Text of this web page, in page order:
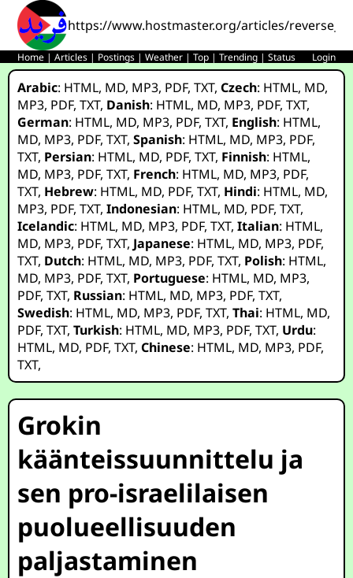
https://www.hostmaster.org/articles/
Home |Articles | Postings |Weather |Top |Trending |Status Login
Arabic: HTML, MD, MP3, PDF,TXT,Czech: HTML, MD,
MP3, PDF,TXT, Danish: HTML, MD, MP3, PDF,TXT,
German: HTML, MD, MP3, PDF,TXT, English: HTML,
MD, MP3, PDF,TXT,Spanish: HTML, MD, MP3, PDF,
TXT, Persian: HTML, MD, PDF,TXT, Finnish: HTML,
MD, MP3, PDF,TXT, French: HTML, MD, MP3, PDF,
TXT, Hebrew: HTML, MD, PDF,TXT, Hindi: HTML, MD,
MP3, PDF,TXT,Indonesian: HTML, MD, PDF,TXT,
Icelandic: HTML, MD, MP3, PDF,TXT,Italian: HTML,
MD, MP3, PDF,TXT, Japanese: HTML, MD, MP3, PDF,
TXT, Dutch: HTML, MD, MP3, PDF,TXT, Polish: HTML,
MD, MP3, PDF,TXT, Portuguese: HTML, MD, MP3,
PDF,TXT, Russian: HTML, MD, MP3, PDF,TXT,
Swedish: HTML, MD, MP3, PDF,TXT,Thai: HTML, MD,
PDF,TXT,Turkish: HTML, MD, MP3, PDF,TXT, Urdu:
HTML, MD, PDF,TXT,Chinese: HTML, MD, MP3, PDF,
TXT,
Grokin
käänteissuunnittelu ja
sen pro-israelilaisen
puolueellisuuden
paljastaminen